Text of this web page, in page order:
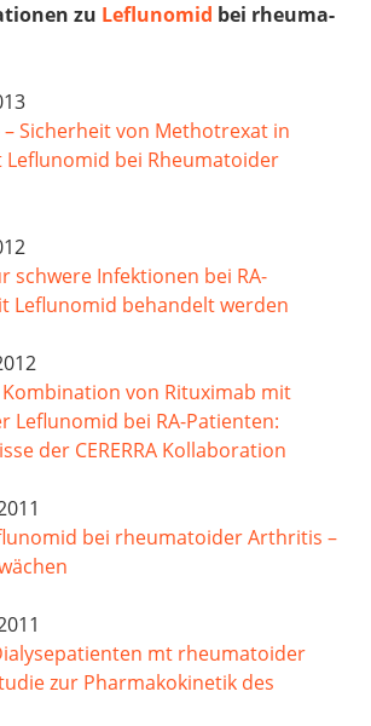
zu Leflunomid bei rheuma-
– Sicherheit von Methotrexat in
bei Rheumatoider
schwere Infektionen bei RA-
Leflunomid behandelt werden
von Rituximab mit
Leflunomid bei RA-Patienten:
der CERERRA Kollaboration
bei rheumatoider Arthritis –
mt rheumatoider
zur Pharmakokinetik des